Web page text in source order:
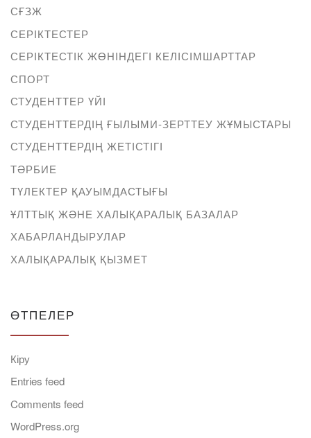
СҒЗЖ
СЕРІКТЕСТЕР
СЕРІКТЕСТІК ЖӨНІНДЕГІ КЕЛІСІМШАРТТАР
СПОРТ
СТУДЕНТТЕР ҮЙІ
СТУДЕНТТЕРДІҢ ҒЫЛЫМИ-ЗЕРТТЕУ ЖҰМЫСТАРЫ
СТУДЕНТТЕРДІҢ ЖЕТІСТІГІ
ТӘРБИЕ
ТҮЛЕКТЕР ҚАУЫМДАСТЫҒЫ
ҰЛТТЫҚ ЖӘНЕ ХАЛЫҚАРАЛЫҚ БАЗАЛАР
ХАБАРЛАНДЫРУЛАР
ХАЛЫҚАРАЛЫҚ ҚЫЗМЕТ
ӨТПЕЛЕР
Кіру
Entries feed
Comments feed
WordPress.org